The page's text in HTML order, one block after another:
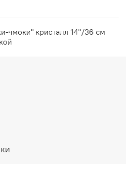
чмоки" кристалл 14"/36 см